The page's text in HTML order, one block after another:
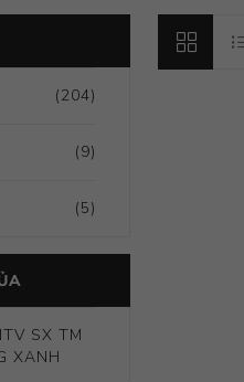
(204)
(9)
(5)
SX TM
XANH